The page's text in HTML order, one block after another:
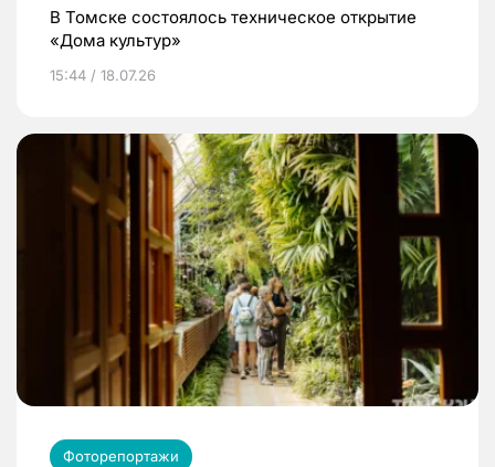
В Томске состоялось техническое открытие
«Дома культур»
15:44 / 18.07.26
Фоторепортажи